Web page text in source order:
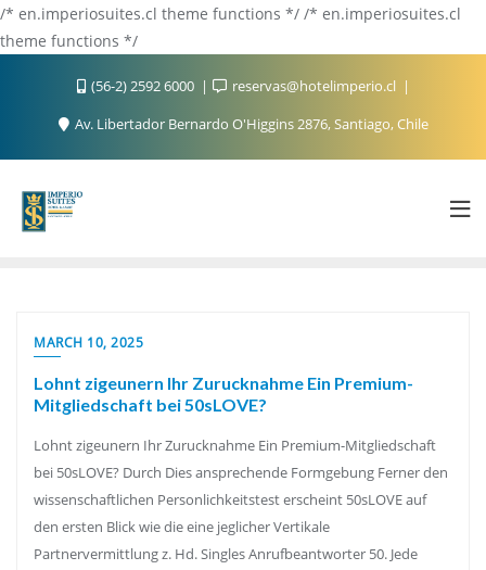
/* en.imperiosuites.cl theme functions */ /* en.imperiosuites.cl
theme functions */
(56-2) 2592 6000
reservas@hotelimperio.cl
Av. Libertador Bernardo O'Higgins 2876, Santiago, Chile
MARCH 10, 2025
Lohnt zigeunern Ihr Zurucknahme Ein Premium-
Mitgliedschaft bei 50sLOVE?
Lohnt zigeunern Ihr Zurucknahme Ein Premium-Mitgliedschaft
bei 50sLOVE? Durch Dies ansprechende Formgebung Ferner den
wissenschaftlichen Personlichkeitstest erscheint 50sLOVE auf
den ersten Blick wie die eine jeglicher Vertikale
Partnervermittlung z. Hd. Singles Anrufbeantworter 50. Jede